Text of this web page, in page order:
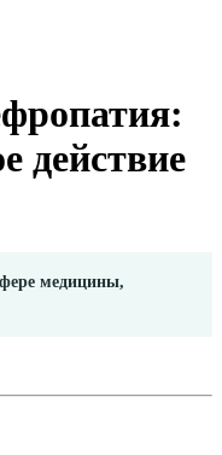
действие
медицины,